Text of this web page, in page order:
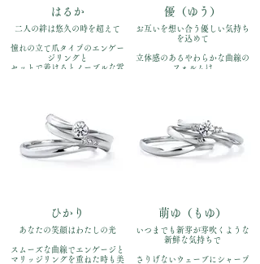
はるか
二人の絆は悠久の時を超えて
憧れの立て爪タイプのエンゲー
ジリングと
セットで着けるとノーブルな雰
価格：【婚約指輪 】
Pt900￥170,500
【結婚指輪】Pt900 左:￥110,000
右:￥110,000（全て税込）
優（ゆう）
お互いを想い合う優しい気持ち
を込めて
立体感のあるやわらかな曲線の
フォルムは
価格：【婚約指輪 】
Pt900￥170,500
【結婚指輪】Pt900 左:￥110,000
ひかり
あなたの笑顔はわたしの光
スムーズな曲線でエンゲージと
マリッジリングを重ねた時も美
萌ゆ（もゆ）
いつまでも新芽が芽吹くような
新鮮な気持ちで
さりげないウェーブにシャープ